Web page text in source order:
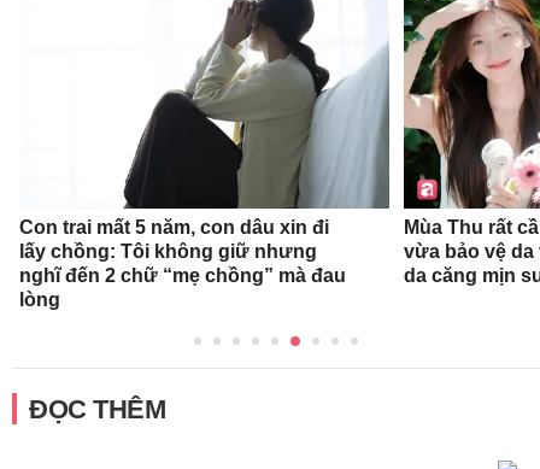
Con trai mất 5 năm, con dâu xin đi
lấy chồng: Tôi không giữ nhưng
nghĩ đến 2 chữ “mẹ chồng” mà đau
lòng
Mùa Thu rất
vừa bảo vệ
da căng mịn
ĐỌC THÊM